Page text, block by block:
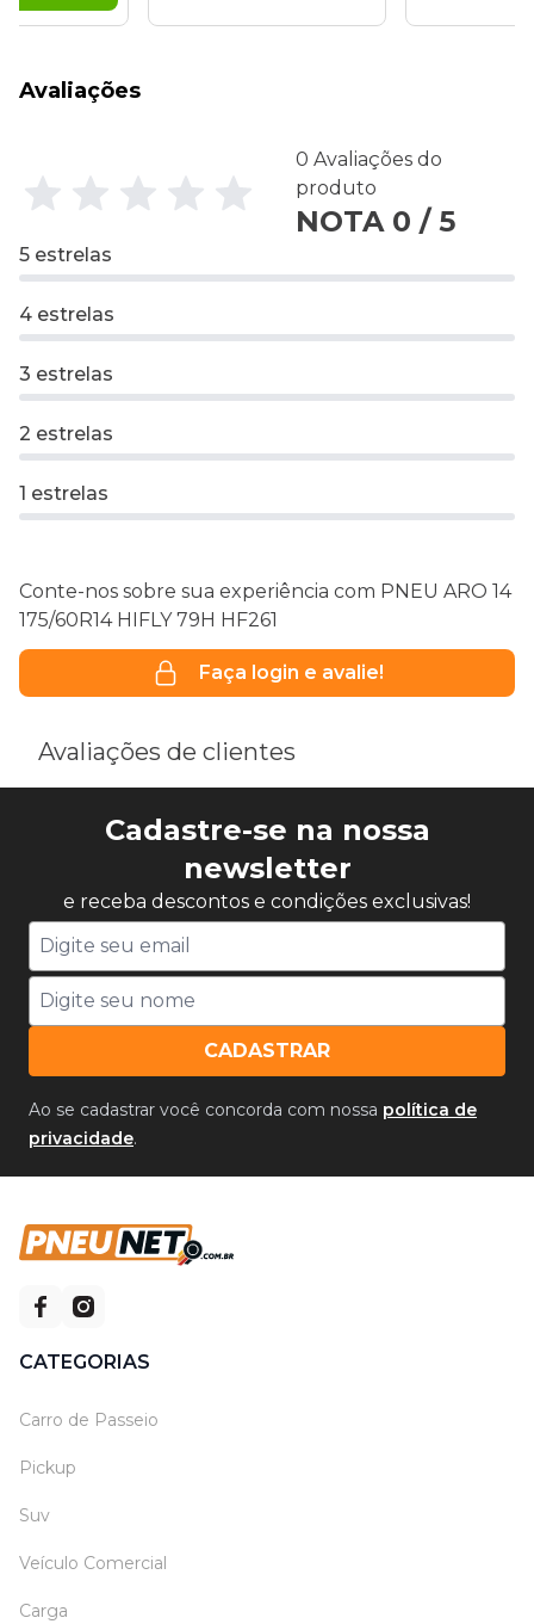
Avaliações
0 Avaliações do
produto
NOTA 0 / 5
5 estrelas
4 estrelas
3 estrelas
2 estrelas
1 estrelas
Conte-nos sobre sua experiência com PNEU ARO 14
175/60R14 HIFLY 79H HF261
Faça login e avalie!
Avaliações de clientes
Cadastre-se na nossa
newsletter
e receba descontos e condições exclusivas!
CADASTRAR
Ao se cadastrar você concorda com nossa política de
privacidade.
CATEGORIAS
Carro de Passeio
Pickup
Suv
Veículo Comercial
Carga